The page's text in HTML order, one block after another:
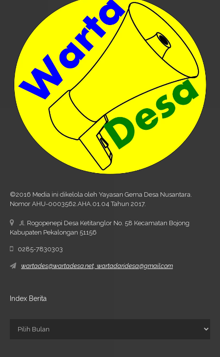
©2016 Media ini dikelola oleh Yayasan Gema Desa Nusantara.
Nomor AHU-0003562.AHA.01.04 Tahun 2017.
Jl. Rogopenepi Desa Ketitanglor No. 58 Kecamatan Bojong
Kabupaten Pekalongan 51156
0285-7830303
wartades@wartadesa.net, wartadaridesa@gmail.com
Index Berita